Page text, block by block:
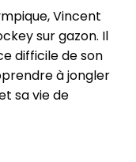
Vincent
sur gazon. Il
difficile de son
à jongler
sa vie de